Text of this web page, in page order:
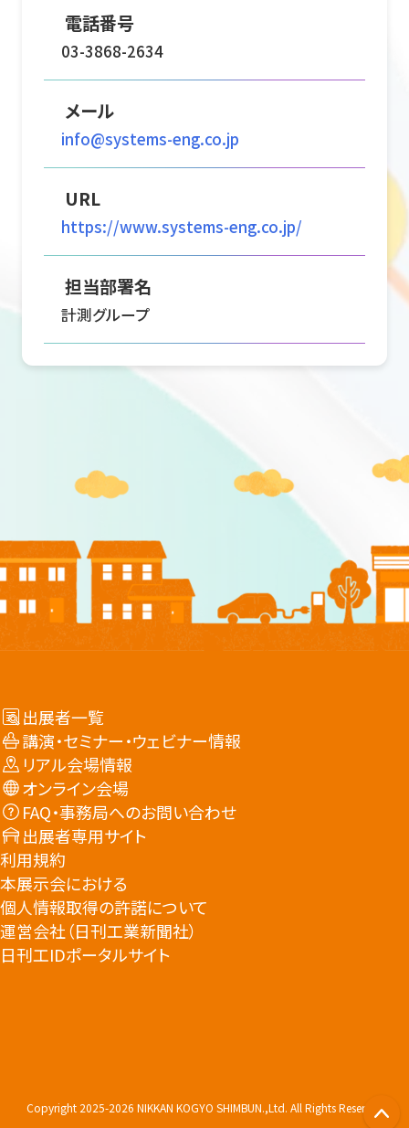
電話番号
03-3868-2634
メール
info@systems-eng.co.jp
URL
https://www.systems-eng.co.jp/
担当部署名
計測グループ
出展者一覧
講演・セミナー・ウェビナー情報
リアル会場情報
オンライン会場
FAQ・事務局へのお問い合わせ
出展者専用サイト
利用規約
本展示会における
個人情報取得の許諾について
運営会社（日刊工業新聞社）
日刊工IDポータルサイト
Copyright 2025-2026 NIKKAN KOGYO SHIMBUN.,Ltd. All Rights Reserved